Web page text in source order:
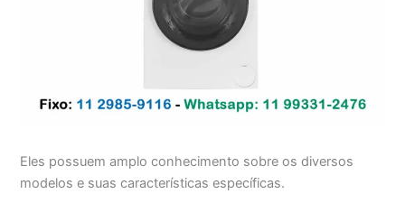
Eles possuem amplo conhecimento sobre os diversos
modelos e suas características específicas.